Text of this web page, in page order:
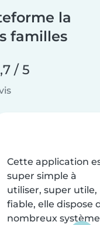
la
familles
/ 5
Cette application
super simple à
utiliser, super utile,
fiable, elle dispose
nombreux